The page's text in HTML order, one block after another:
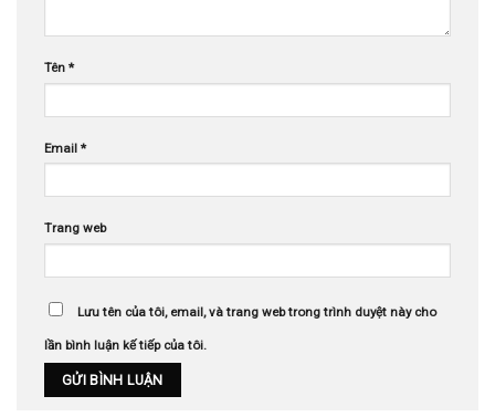
Tên *
Email *
Trang web
Lưu tên của tôi, email, và trang web trong trình duyệt này cho
lần bình luận kế tiếp của tôi.